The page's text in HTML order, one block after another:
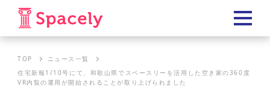
TOP
ニュース一覧
住宅新報1/10号にて、和歌山県でスペースリーを活用した空き家の360度
VR内覧の運用が開始されることが取り上げられました